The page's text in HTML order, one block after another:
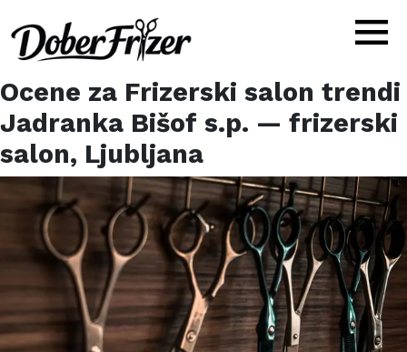
Ocene za Frizerski salon trendi
Jadranka Bišof s.p. — frizerski
salon, Ljubljana